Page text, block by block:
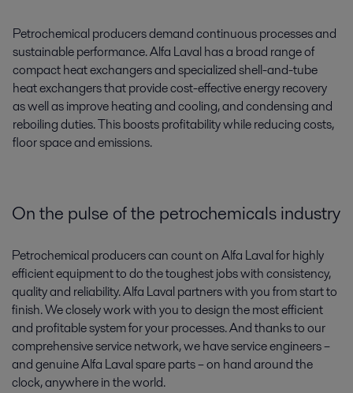
Petrochemical producers demand continuous processes and
sustainable performance. Alfa Laval has a broad range of
compact heat exchangers and specialized shell-and-tube
heat exchangers that provide cost-effective energy recovery
as well as improve heating and cooling, and condensing and
reboiling duties. This boosts profitability while reducing costs,
floor space and emissions.
On the pulse of the petrochemicals industry
Petrochemical producers can count on Alfa Laval for highly
efficient equipment to do the toughest jobs with consistency,
quality and reliability. Alfa Laval partners with you from start to
finish. We closely work with you to design the most efficient
and profitable system for your processes. And thanks to our
comprehensive service network, we have service engineers –
and genuine Alfa Laval spare parts – on hand around the
clock, anywhere in the world.